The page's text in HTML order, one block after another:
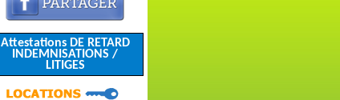
Attestations DE RETARD
INDEMNISATIONS /
LITIGES